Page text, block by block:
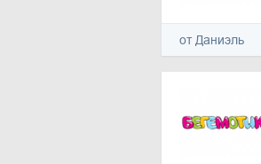
от Даниэль